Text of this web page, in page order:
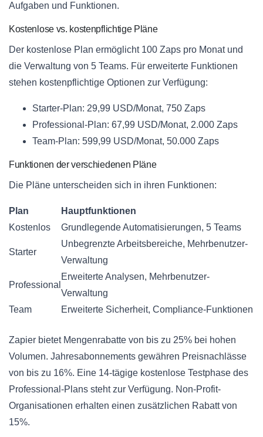
Aufgaben und Funktionen.
Kostenlose vs. kostenpflichtige Pläne
Der kostenlose Plan ermöglicht 100 Zaps pro Monat und
die Verwaltung von 5 Teams. Für erweiterte Funktionen
stehen kostenpflichtige Optionen zur Verfügung:
Starter-Plan: 29,99 USD/Monat, 750 Zaps
Professional-Plan: 67,99 USD/Monat, 2.000 Zaps
Team-Plan: 599,99 USD/Monat, 50.000 Zaps
Funktionen der verschiedenen Pläne
Die Pläne unterscheiden sich in ihren Funktionen:
Plan
Hauptfunktionen
Kostenlos
Grundlegende Automatisierungen, 5 Teams
Starter
Unbegrenzte Arbeitsbereiche, Mehrbenutzer-
Verwaltung
Professional
Erweiterte Analysen, Mehrbenutzer-
Verwaltung
Team
Erweiterte Sicherheit, Compliance-Funktionen
Zapier bietet Mengenrabatte von bis zu 25% bei hohen
Volumen. Jahresabonnements gewähren Preisnachlässe
von bis zu 16%. Eine 14-tägige kostenlose Testphase des
Professional-Plans steht zur Verfügung. Non-Profit-
Organisationen erhalten einen zusätzlichen Rabatt von
15%.